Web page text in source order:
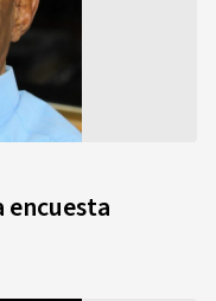
encuesta